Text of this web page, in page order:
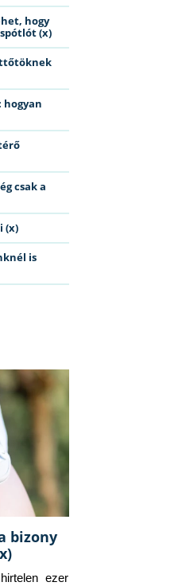
hogy
(x)
hogyan
csak a
(x)
is
bizony
ezer